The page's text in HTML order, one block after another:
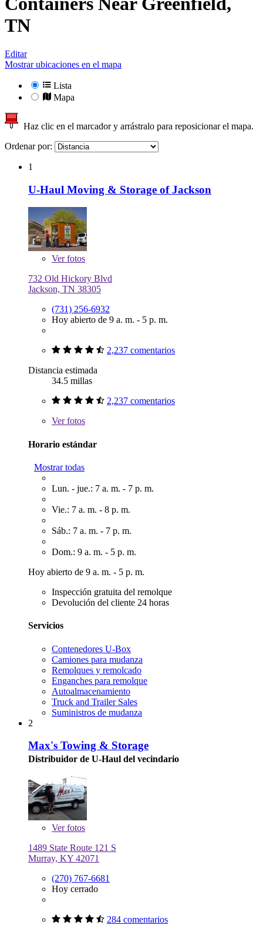
TN
Editar
Mostrar ubicaciones en el mapa
Lista
Mapa
Haz clic en el marcador y arrástralo para reposicionar el mapa.
Ordenar por:
1
U-Haul Moving & Storage of Jackson
Verfotos
732 Old Hickory Blvd
Jackson, TN 38305
(731) 256-6932
Hoy abierto de 9 a. m. - 5 p. m.
2,237 comentarios
Distancia estimada
34.5 millas
2,237 comentarios
Verfotos
Horario estándar
Mostrar todas
Lun. - jue.: 7 a. m. - 7 p. m.
Vie.: 7 a. m. - 8 p. m.
Sáb.: 7 a. m. - 7 p. m.
Dom.: 9 a. m. - 5 p. m.
Hoy abierto de 9 a. m. - 5 p. m.
Inspección gratuita del remolque
Devolución del cliente 24 horas
Servicios
Contenedores U-Box
Camiones para mudanza
Remolques y remolcado
Enganches para remolque
Autoalmacenamiento
Truck and Trailer Sales
Suministros de mudanza
2
Max's Towing & Storage
Distribuidor de U-Haul del vecindario
Verfotos
1489 State Route 121 S
Murray, KY 42071
(270) 767-6681
Hoy cerrado
284 comentarios